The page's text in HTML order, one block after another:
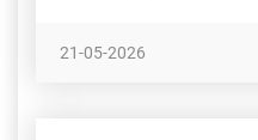
21-05-2026